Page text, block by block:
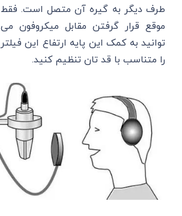
طرف دیگر به گیره آن متصل است. فقط
موقع قرار گرفتن مقابل میکروفون می
توانید به کمک این پایه ارتفاع این فیلتر
را متناسب با قد تان تنظیم کنید.